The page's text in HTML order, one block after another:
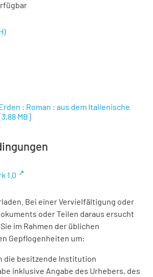
: Roman : aus dem Italienische
3,88 MB]
1.0
Bei einer Vervielfältigung oder
oder Teilen daraus ersucht
Sie im Rahmen der üblichen
Gepflogenheiten um:
die besitzende Institution
inklusive Angabe des Urhebers, des